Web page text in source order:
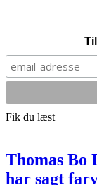
Fik du læst
Thomas Bo
har sagt